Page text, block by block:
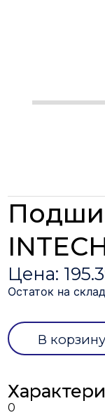
Цена:
Остаток на
В корзину
0